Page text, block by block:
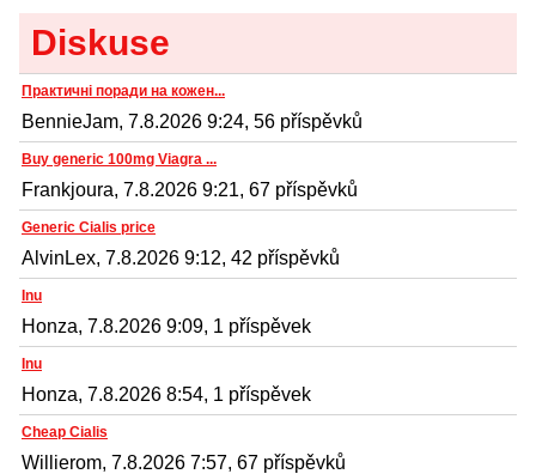
Diskuse
Практичні поради на кожен...
BennieJam, 7.8.2026 9:24, 56 příspěvků
Buy generic 100mg Viagra ...
Frankjoura, 7.8.2026 9:21, 67 příspěvků
Generic Cialis price
AlvinLex, 7.8.2026 9:12, 42 příspěvků
Inu
Honza, 7.8.2026 9:09, 1 příspěvek
Inu
Honza, 7.8.2026 8:54, 1 příspěvek
Cheap Cialis
Willierom, 7.8.2026 7:57, 67 příspěvků